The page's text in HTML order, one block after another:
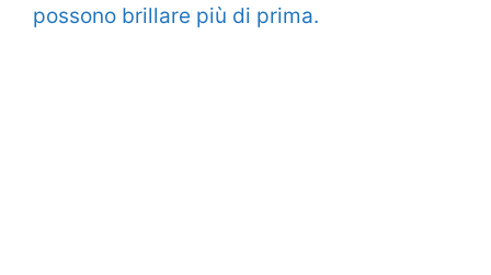
possono brillare più di prima.